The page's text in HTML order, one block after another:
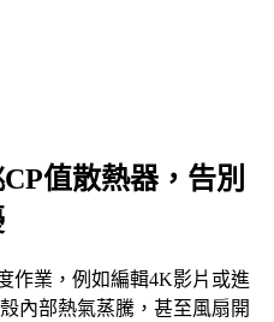
值散熱器，告別
作業，例如編輯4K影片或進
內部熱氣蒸騰，甚至風扇開